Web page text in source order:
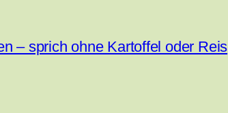
– sprich ohne Kartoffel oder Reis